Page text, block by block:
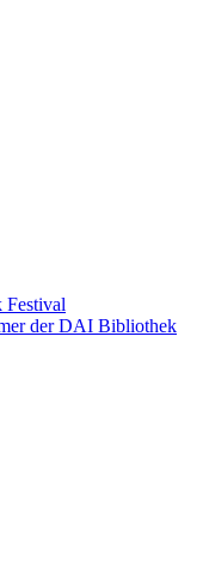
Festival
der DAI Bibliothek